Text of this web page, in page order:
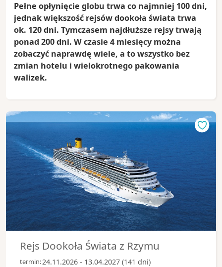
Pełne opłynięcie globu trwa co najmniej 100 dni,
jednak większość rejsów dookoła świata trwa
ok. 120 dni. Tymczasem najdłuższe rejsy trwają
ponad 200 dni. W czasie 4 miesięcy można
zobaczyć naprawdę wiele, a to wszystko bez
zmian hotelu i wielokrotnego pakowania
walizek.
Rejs Dookoła Świata z Rzymu
termin:24.11.2026 - 13.04.2027 (141 dni)